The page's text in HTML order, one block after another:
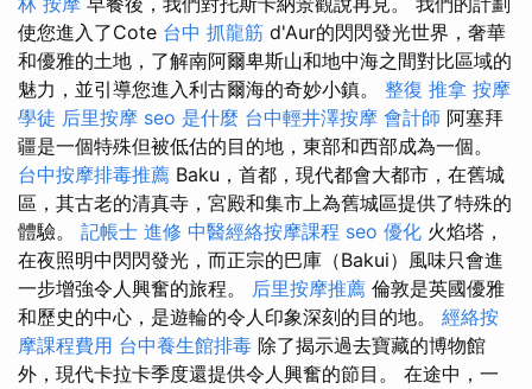
使您進入了Cote 台中 抓龍筋 d'Aur的閃閃發光世界，奢華
和優雅的土地，了解南阿爾卑斯山和地中海之間對比區域的
魅力，並引導您進入利古爾海的奇妙小鎮。 整復 推拿 按摩
學徒 后里按摩 seo 是什麼 台中輕井澤按摩 會計師 阿塞拜
疆是一個特殊但被低估的目的地，東部和西部成為一個。
台中按摩排毒推薦 Baku，首都，現代都會大都市，在舊城
區，其古老的清真寺，宮殿和集市上為舊城區提供了特殊的
體驗。 記帳士 進修 中醫經絡按摩課程 seo 優化 火焰塔，
在夜照明中閃閃發光，而正宗的巴庫（Bakui）風味只會進
一步增強令人興奮的旅程。 后里按摩推薦 倫敦是英國優雅
和歷史的中心，是遊輪的令人印象深刻的目的地。 經絡按
摩課程費用 台中養生館排毒 除了揭示過去寶藏的博物館
外，現代卡拉卡季度還提供令人興奮的節目。 在途中，一